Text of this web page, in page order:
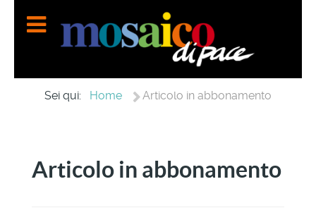
Sei qui: Home Articolo in abbonamento
Articolo in abbonamento